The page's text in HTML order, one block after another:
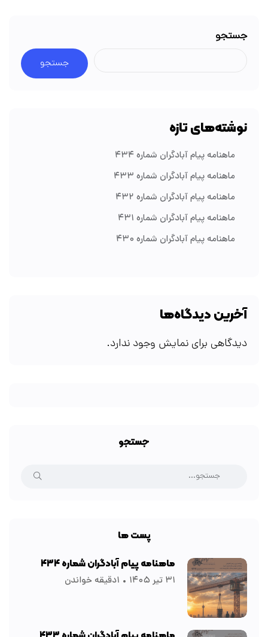
جستجو
جستجو
نوشته‌های تازه
ماهنامه پیام آبادگران شماره ۴۳۴
ماهنامه پیام آبادگران شماره ۴۳۳
ماهنامه پیام آبادگران شماره ۴۳۲
ماهنامه پیام آبادگران شماره ۴۳۱
ماهنامه پیام آبادگران شماره ۴۳۰
آخرین دیدگاه‌ها
دیدگاهی برای نمایش وجود ندارد.
جستجو
پست ها
ماهنامه پیام آبادگران شماره ۴۳۴
۳۱ تیر ۱۴۰۵ ۱دقیقه خواندن